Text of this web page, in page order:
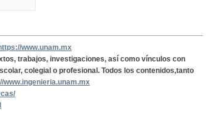
www.unam.mx
trabajos, investigaciones, así como vínculos con
colegial o profesional. Todos los contenidos,tanto
www.ingenieria.unam.mx